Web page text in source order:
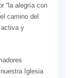
“la alegría con
camino del
y
Iglesia